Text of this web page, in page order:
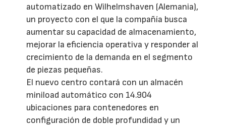
automatizado en Wilhelmshaven (Alemania),
un proyecto con el que la compañía busca
aumentar su capacidad de almacenamiento,
mejorar la eficiencia operativa y responder al
crecimiento de la demanda en el segmento
de piezas pequeñas.
El nuevo centro contará con un almacén
miniload automático con 14.904
ubicaciones para contenedores en
configuración de doble profundidad y un